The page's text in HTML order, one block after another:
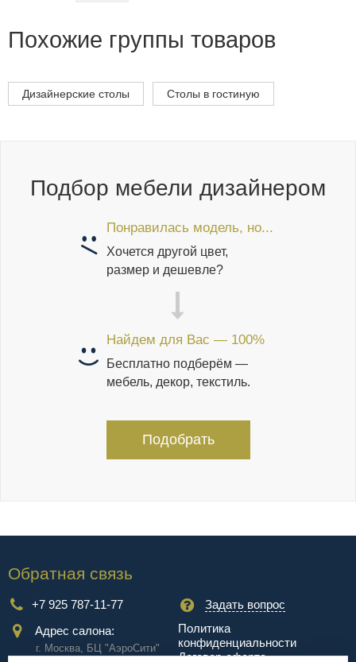
Похожие группы товаров
Дизайнерские столы Столы в гостиную
Подбор мебели дизайнером
Понравилась модель, но...
Хочется другой цвет,
размер и дешевле?
Найдем для Вас — 100%
Бесплатно подберём —
мебель, декор, текстиль.
Подобрать
Обратная связь
+7 925 787-11-77
Задать вопрос
Адрес салона:
г. Москва, БЦ "АэроCити"
Политика
конфиденциальности
Договор-оферта